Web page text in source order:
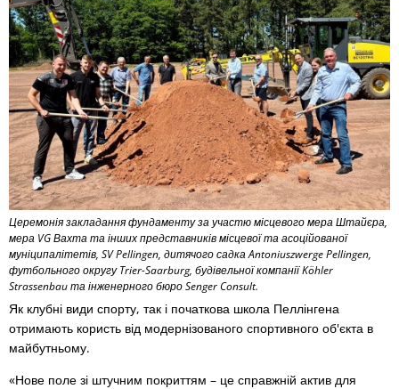
Церемонія закладання фундаменту за участю місцевого мера Штайєра,
мера VG Вахта та інших представників місцевої та асоційованої
муніципалітетів, SV Pellingen, дитячого садка Antoniuszwerge Pellingen,
футбольного округу Trier-Saarburg, будівельної компанії Köhler
Strassenbau та інженерного бюро Senger Consult.
Як клубні види спорту, так і початкова школа Пеллінгена
отримають користь від модернізованого спортивного об'єкта в
майбутньому.
«Нове поле зі штучним покриттям – це справжній актив для